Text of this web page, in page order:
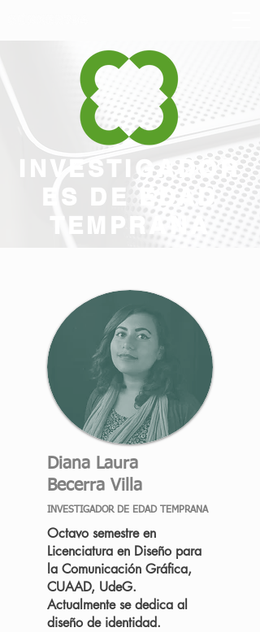
INVESTIGADOR
ES DEEDAD
TEMPRANA
Diana Laura
Becerra Villa
INVESTIGADOR DE EDAD TEMPRANA
Octavo semestre en
Licenciatura en Diseño para
la Comunicación Gráfica,
CUAAD, UdeG.
Actualmente se dedica al
diseño de identidad.